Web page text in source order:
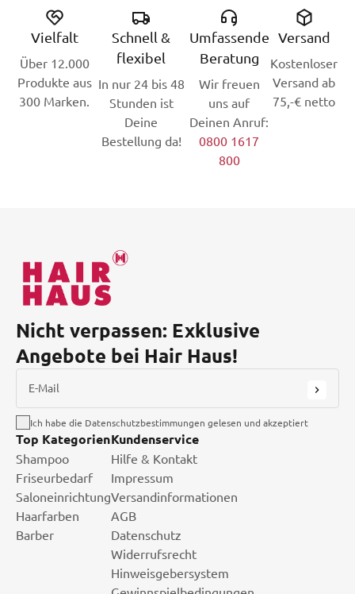
Vielfalt
Über 12.000
Produkte aus
300 Marken.
Schnell &
flexibel
In nur 24 bis 48
Stunden ist
Deine
Bestellung da!
Umfassende
Beratung
Wir freuen
uns auf
Deinen Anruf:
0800 1617
800
Versand
Kostenloser
Versand ab
75,-€ netto
Nicht verpassen: Exklusive
Angebote bei Hair Haus!
E-Mail
Ich habe die Datenschutzbestimmungen gelesen und akzeptiert
Top Kategorien
Shampoo
Friseurbedarf
Saloneinrichtung
Haarfarben
Barber
Kundenservice
Hilfe & Kontakt
Impressum
Versandinformationen
AGB
Datenschutz
Widerrufsrecht
Hinweisgebersystem